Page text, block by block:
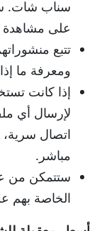
سناب شات.
على مشاهدة
تتبع
ومعرفة ما
إذا كانت
لإرسال أي
اتصال
مباشر.
ستتمكن من
الخاصة بهم